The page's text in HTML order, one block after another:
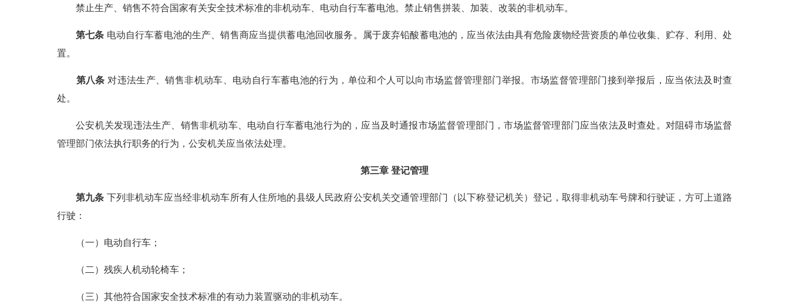
禁止生产、销售不符合国家有关安全技术标准的非机动车、电动自行车蓄电池。禁止销售拼装、加装、改装的非机动车。
第七条 电动自行车蓄电池的生产、销售商应当提供蓄电池回收服务。属于废弃铅酸蓄电池的，应当依法由具有危险废物经营资质的单位收集、贮存、利用、处
置。
第八条 对违法生产、销售非机动车、电动自行车蓄电池的行为，单位和个人可以向市场监督管理部门举报。市场监督管理部门接到举报后，应当依法及时查
处。
公安机关发现违法生产、销售非机动车、电动自行车蓄电池行为的，应当及时通报市场监督管理部门，市场监督管理部门应当依法及时查处。对阻碍市场监督
管理部门依法执行职务的行为，公安机关应当依法处理。
第三章 登记管理
第九条 下列非机动车应当经非机动车所有人住所地的县级人民政府公安机关交通管理部门（以下称登记机关）登记，取得非机动车号牌和行驶证，方可上道路
行驶：
（一）电动自行车；
（二）残疾人机动轮椅车；
（三）其他符合国家安全技术标准的有动力装置驱动的非机动车。